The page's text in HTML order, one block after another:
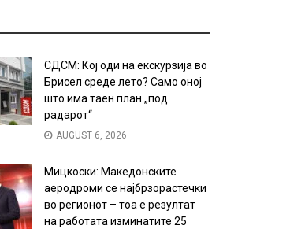
СДСМ: Кој оди на екскурзија во
Брисел среде лето? Само оној
што има таен план „под
радарот“
AUGUST 6, 2026
Мицкоски: Македонските
аеродроми се најбрзорастечки
во регионот – тоа е резултат
на работата изминатите 25